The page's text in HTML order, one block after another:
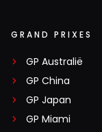
Rich Boogert
7 juli 17:23
Stinkt erg
beschoren.
GRAND PRIXES
GP Australië
GP China
GP Japan
GP Miami